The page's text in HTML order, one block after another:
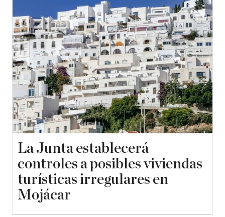
La Junta establecerá
controles a posibles viviendas
turísticas irregulares en
Mojácar